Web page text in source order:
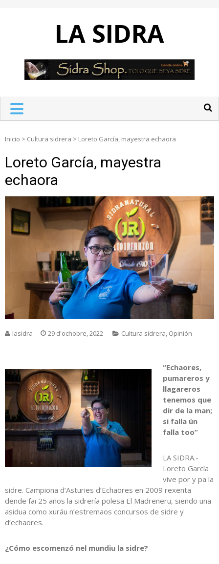
LA SIDRA
Inicio > Cultura sidrera > Loreto García, mayestra echaora
Loreto García, mayestra
echaora
lasidra 29 d'ochobre, 2022 Cultura sidrera, Opinión
“Echaores,
pumareros y
llagareros
tenemos que
dir de la man;
si falla ún
falla too”
LA SIDRA.-
Loreto García
vive por y pa la
sidre. Campiona d’Asturies d’Echaores en 2009 rexenta
dende fai 25 años la sidrería polesa El Madreñeru, siendo una
asidua como xuráu n’estremaos concursos de sidre y
d’echaores.
¿Cómo escomenzó nel mundiu la sidre?